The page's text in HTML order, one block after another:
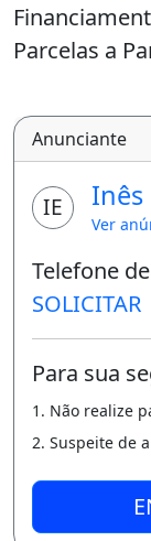
Parcelas a
- Quer mais
Me liga ou
5) 9 8 8 3 5
Anunciante
IE Inês
Ver
Telefone
SOLICITAR
Para sua
1. Não realize
2. Suspeite de